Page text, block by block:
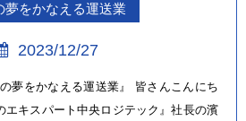
夢をかなえる運送業
2023/12/27
夢をかなえる運送業』 皆さんこんにち
エキスパート中央ロジテック』社長の濱